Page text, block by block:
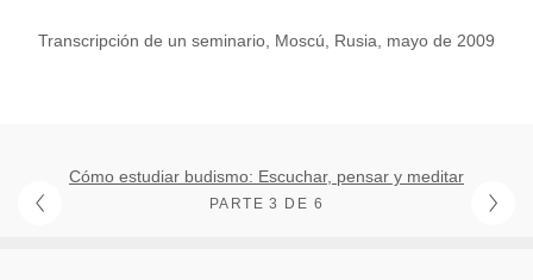
Transcripción de un seminario, Moscú, Rusia, mayo de 2009
Cómo estudiar budismo: Escuchar, pensar y meditar
PARTE 3 DE 6